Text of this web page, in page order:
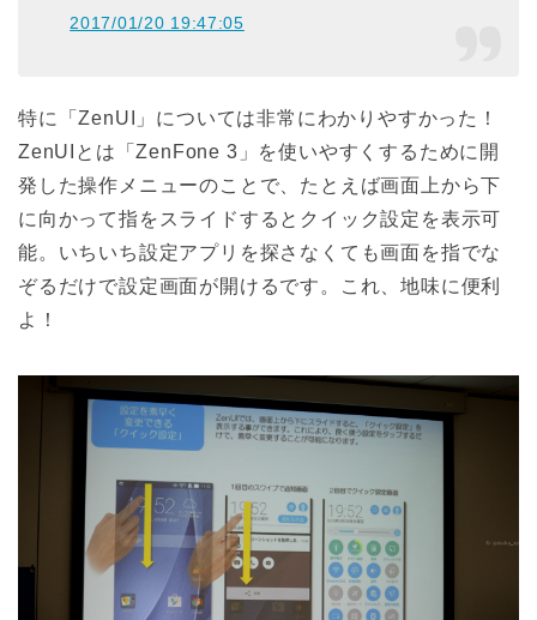
2017/01/20 19:47:05
特に「ZenUI」については非常にわかりやすかった！
ZenUIとは「ZenFone 3」を使いやすくするために開
発した操作メニューのことで、たとえば画面上から下
に向かって指をスライドするとクイック設定を表示可
能。いちいち設定アプリを探さなくても画面を指でな
ぞるだけで設定画面が開けるです。これ、地味に便利
よ！